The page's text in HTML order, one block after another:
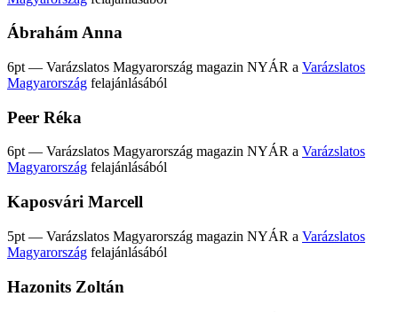
Ábrahám Anna
6pt — Varázslatos Magyarország magazin NYÁR a Varázslatos
Magyarország felajánlásából
Peer Réka
6pt — Varázslatos Magyarország magazin NYÁR a Varázslatos
Magyarország felajánlásából
Kaposvári Marcell
5pt — Varázslatos Magyarország magazin NYÁR a Varázslatos
Magyarország felajánlásából
Hazonits Zoltán